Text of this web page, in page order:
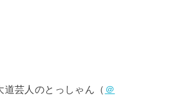
道芸人のとっしゃん（ ＠